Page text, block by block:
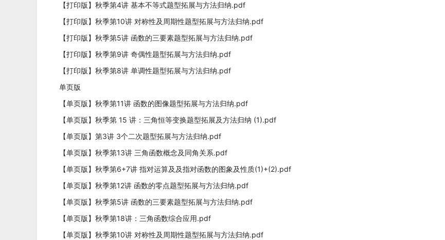
【打印版】秋季第4讲 基本不等式题型拓展与方法归纳.pdf
【打印版】秋季第10讲 对称性及周期性题型拓展与方法归纳.pdf
【打印版】秋季第5讲 函数的三要素题型拓展与方法归纳.pdf
【打印版】秋季第9讲 奇偶性题型拓展与方法归纳.pdf
【打印版】秋季第8讲 单调性题型拓展与方法归纳.pdf
单页版
【单页版】秋季第11讲 函数的图像题型拓展与方法归纳.pdf
【单页版】秋季第 15 讲：三角恒等变换题型拓展及方法归纳 (1).pdf
【单页版】第3讲 3个二次题型拓展与方法归纳.pdf
【单页版】秋季第13讲 三角函数概念及同角关系.pdf
【单页版】秋季第6+7讲 指对运算及及指对函数的图象及性质(1)+(2).pdf
【单页版】秋季第12讲 函数的零点题型拓展与方法归纳.pdf
【单页版】秋季第5讲 函数的三要素题型拓展与方法归纳.pdf
【单页版】秋季第18讲：三角函数综合应用.pdf
【单页版】秋季第10讲 对称性及周期性题型拓展与方法归纳.pdf